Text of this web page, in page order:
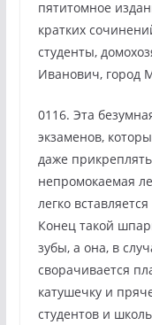
пятитомное
кратких
студенты,
Иванович, город
0116. Эта
экзаменов,
даже
непромокаемая
легко
Конец такой
зубы, а она, в
сворачивается
катушечку и
студентов и